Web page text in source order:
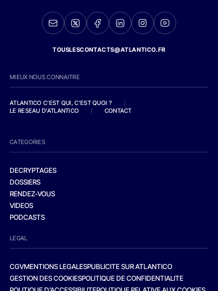
TOUSLESCONTACTS@ATLANTICO.FR
MIEUX NOUS CONNAITRE
ATLANTICO C'EST QUI, C'EST QUOI ?
/
LE RESEAU D'ATLANTICO
/ CONTACT
CATEGORIES
DECRYPTAGES
DOSSIERS
RENDEZ-VOUS
VIDEOS
PODCASTS
LEGAL
CGVMENTIONS LEGALESPUBLICITE SUR ATLANTICO
GESTION DES COOKIESPOLITIQUE DE CONFIDENTIALITE